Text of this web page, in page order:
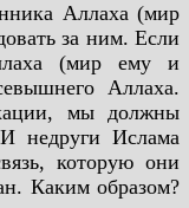
Аллаха (мир
за ним. Если
(мир ему и
Аллаха.
мы должны
недруги Ислама
которую они
Каким образом?